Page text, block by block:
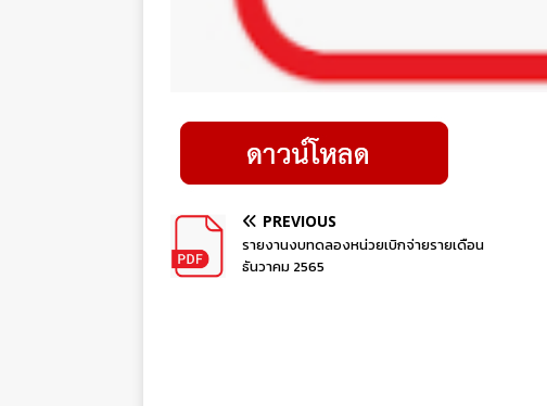
PREVIOUS
รายงานงบทดลองหน่วยเบิกจ่ายรายเดือน
ธันวาคม 2565